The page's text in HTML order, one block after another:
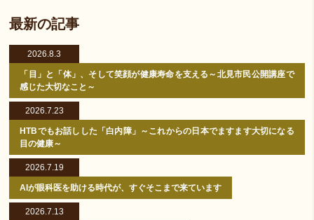
最新の記事
2026.8.3
「目」と「体」、そして笑顔が健康寿命を支える～北見市民公開講座で
感じた大切なこと～
2026.7.23
HTBでもお話しした「白内障」～これからの日本でますます大切になる
目の健康～
2026.7.19
AIが眼科医を助ける時代が、すぐそこまで来ています
2026.7.13